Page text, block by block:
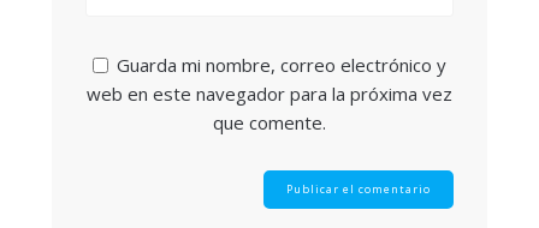
Guarda mi nombre, correo electrónico y
web en este navegador para la próxima vez
que comente.